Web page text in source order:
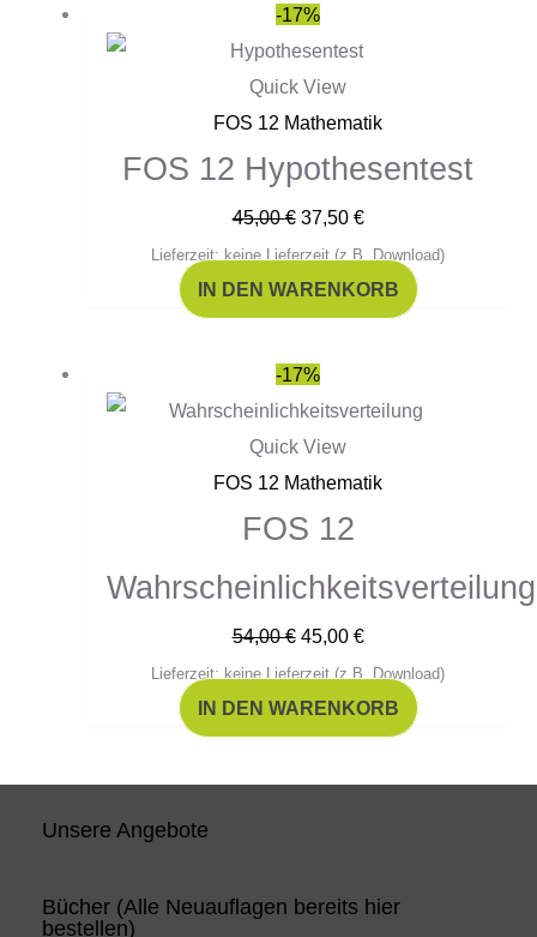
-17%
Quick View
FOS 12 Mathematik
FOS 12 Hypothesentest
45,00€
Ursprünglicher
Preis
war:
45,00 €
37,50 €
Preis
37,50 €.
Lieferzeit: keine Lieferzeit (z.B. Download)
IN DEN WARENKORB
-17%
Quick View
FOS 12 Mathematik
FOS 12
Wahrscheinlichkeitsverteilung
54,00€
Ursprünglicher
Preis
war:
54,00 €
45,00 €
Preis
45,00 €.
Lieferzeit: keine Lieferzeit (z.B. Download)
IN DEN WARENKORB
Unsere Angebote
Bücher (Alle Neuauflagen bereits hier
bestellen)